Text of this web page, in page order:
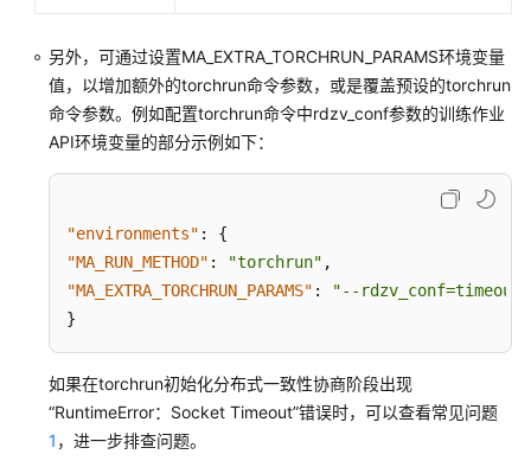
创
建
训
练
建
调
作
业
另外，可通过设置MA_EXTRA_TORCHRUN_PARAMS环境变量
值，以增加额外的torchrun命令参数，或是覆盖预设的torchrun
命令参数。例如配置torchrun命令中rdzv_conf参数的训练作业
API环境变量的部分示例如下：
"environments" :
{
"MA_RUN_METHOD" : "torchrun" ,
"MA_EXTRA_TORCHRUN_PARAMS" :
"--
}
如果在torchrun初始化分布式一致性协商阶段出现
“RuntimeError：Socket Timeout”错误时，可以查看常见问题
1 ，进一步排查问题。